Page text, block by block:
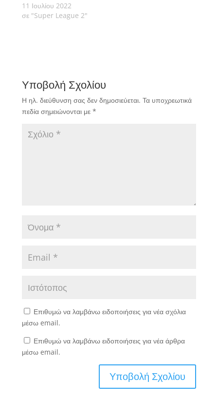
11 Ιουλίου 2022
σε "Super League 2"
Υποβολή Σχολίου
Η ηλ. διεύθυνση σας δεν δημοσιεύεται. Τα υποχρεωτικά
πεδία σημειώνονται με *
Επιθυμώ να λαμβάνω ειδοποιήσεις για νέα σχόλια
μέσω email.
Επιθυμώ να λαμβάνω ειδοποιήσεις για νέα άρθρα
μέσω email.